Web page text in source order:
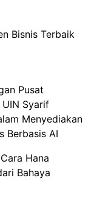
Bisnis Terbaik
Pusat
UIN Syarif
Menyediakan
Berbasis AI
Hana
Bahaya